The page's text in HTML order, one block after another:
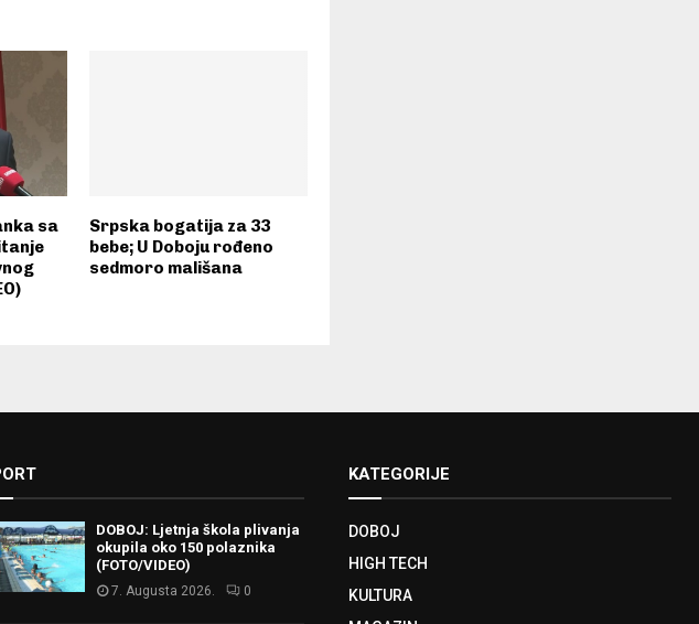
sa
Srpska bogatija za 33
bebe; U Doboju rođeno
sedmoro mališana
DOBOJ: Ljetnja škola plivanja
okupila oko 150 polaznika
(FOTO/VIDEO)
7. Augusta 2026. 0
KATEGORIJE
DOBOJ
HIGH TECH
KULTURA